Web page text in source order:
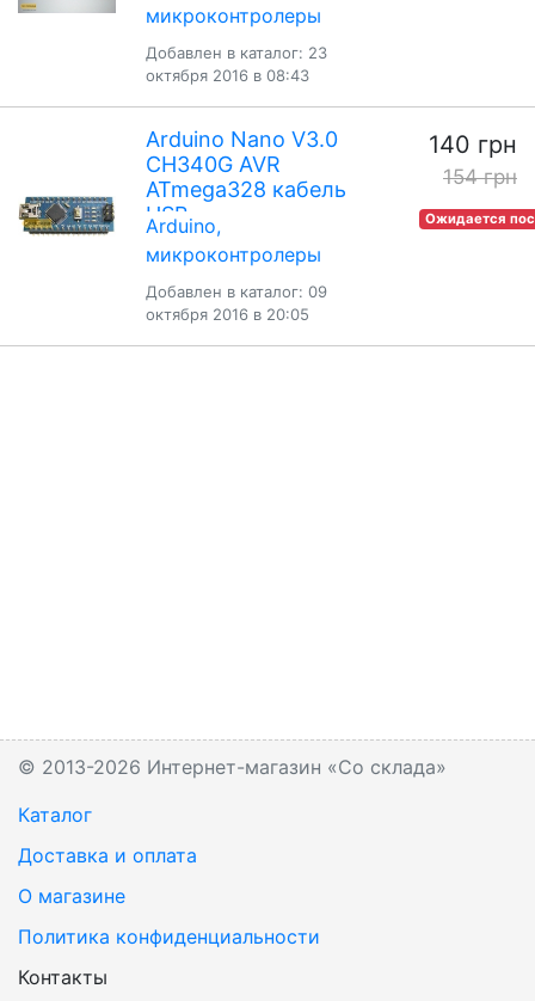
микроконтролеры
Добавлен в каталог: 23
октября 2016 в 08:43
Arduino Nano V3.0
CH340G AVR
ATmega328 кабель
USB
Arduino,
микроконтролеры
Добавлен в каталог: 09
октября 2016 в 20:05
140 грн
154 грн
Ожидается
© 2013-2026 Интернет-магазин «Со склада»
Каталог
Доставка и оплата
О магазине
Политика конфиденциальности
Контакты